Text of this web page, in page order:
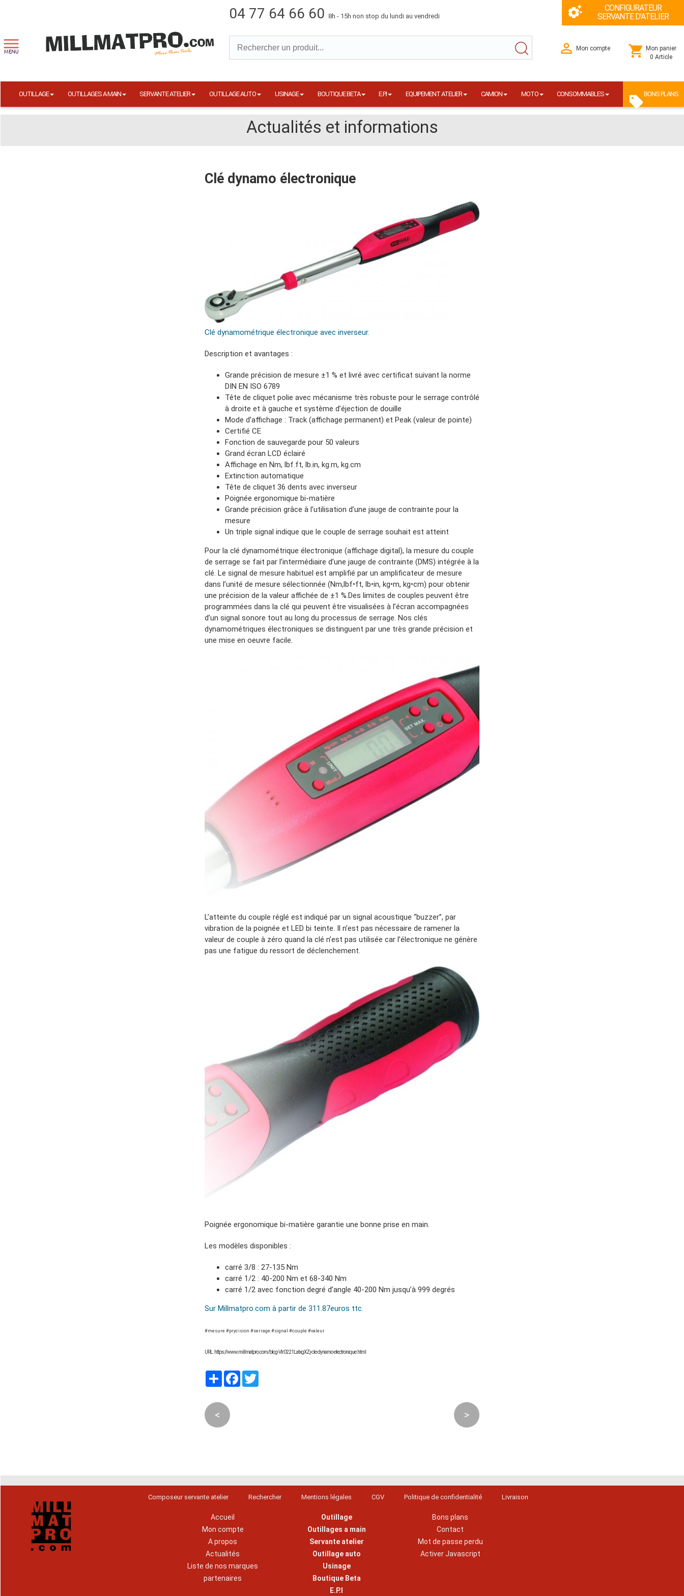
04 77 64 66 60 8h - 15h non stop du lundi au vendredi
CONFIGURATEUR
SERVANTE D'ATELIER
Mon compte
Mon panier
0 Article
OUTILLAGE OUTILLAGES A MAIN SERVANTE ATELIER OUTILLAGE AUTO USINAGE BOUTIQUE BETA E.P.I EQUIPEMENT ATELIER CAMION MOTO CONSOMMABLES BONS PLANS
Actualités et informations
Clé dynamo électronique
Clé dynamométrique électronique avec inverseur.
Description et avantages :
Grande précision de mesure ±1 % et livré avec certificat suivant la norme
DIN EN ISO 6789
Tête de cliquet polie avec mécanisme très robuste pour le serrage contrôlé
à droite et à gauche et système d’éjection de douille
Mode d’affichage : Track (affichage permanent) et Peak (valeur de pointe)
Certifié CE
Fonction de sauvegarde pour 50 valeurs
Grand écran LCD éclairé
Affichage en Nm, lbf.ft, lb.in, kg.m, kg.cm
Extinction automatique
Tête de cliquet 36 dents avec inverseur
Poignée ergonomique bi-matière
Grande précision grâce à l’utilisation d’une jauge de contrainte pour la
mesure
Un triple signal indique que le couple de serrage souhait est atteint
Pour la clé dynamométrique électronique (affichage digital), la mesure du couple
de serrage se fait par l’intermédiaire d’une jauge de contrainte (DMS) intégrée à la
clé. Le signal de mesure habituel est amplifié par un amplificateur de mesure
dans l’unité de mesure sélectionnée (Nm,lbf•ft, lb•in, kg•m, kg•cm) pour obtenir
une précision de la valeur affichée de ±1 %.Des limites de couples peuvent être
programmées dans la clé qui peuvent être visualisées à l’écran accompagnées
d’un signal sonore tout au long du processus de serrage. Nos clés
dynamométriques électroniques se distinguent par une très grande précision et
une mise en oeuvre facile.
L’atteinte du couple réglé est indiqué par un signal acoustique “buzzer”, par
vibration de la poignée et LED bi teinte. Il n’est pas nécessaire de ramener la
valeur de couple à zéro quand la clé n’est pas utilisée car l’électronique ne génère
pas une fatigue du ressort de déclenchement.
Poignée ergonomique bi-matière garantie une bonne prise en main.
Les modèles disponibles :
carré 3/8 : 27-135 Nm
carré 1/2 : 40-200 Nm et 68-340 Nm
carré 1/2 avec fonction degré d’angle 40-200 Nm jusqu’à 999 degrés
Sur Millmatpro.com à partir de 311.87euros ttc.
#mesure #prycision #serrage #signal #couple #valeur
URL : https://www.millmatpro.com/blog-Vlr0221LatxgXZj-cle-dynamo-electronique.html
PartagerFacebook
< >
Composeur servante atelier Rechercher Mentions légales CGV Politique de confidentialité Livraison
Accueil
Mon compte
A propos
Actualités
Liste de nos marques
partenaires
Outillage
Outillages a main
Servante atelier
Outillage auto
Usinage
Boutique Beta
E.P.I
Bons plans
Contact
Mot de passe perdu
Activer Javascript